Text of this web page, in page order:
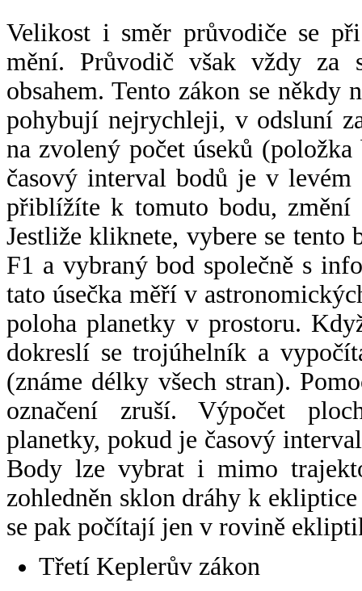
Velikost i směr průvodiče se
mění. Průvodič však vždy za
obsahem. Tento zákon se někdy
pohybují nejrychleji, v odsluní
na zvolený počet úseků
časový interval bodů je v
přiblížíte k tomuto bodu,
Jestliže kliknete, vybere se tento
F1 a vybraný bod společně s
tato úsečka měří v
poloha planetky v prostoru.
dokreslí se trojúhelník a
(známe délky všech stran).
označení zruší. Výpočet
planetky, pokud je časový
Body lze vybrat i mimo
zohledněn sklon dráhy k
se pak počítají jen v rovině
Třetí Keplerův zákon